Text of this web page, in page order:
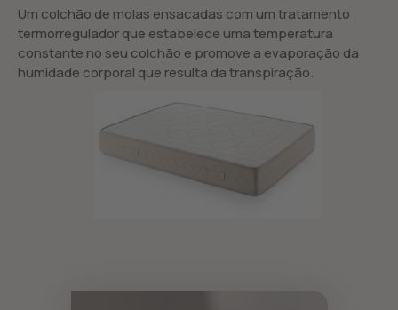
Um colchão de molas ensacadas com um tratamento
termorregulador que estabelece uma temperatura
constante no seu colchão e promove a evaporação da
humidade corporal que resulta da transpiração.